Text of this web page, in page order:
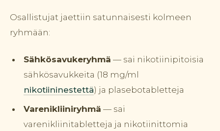
Osallistujat jaettiin satunnaisesti kolmeen
ryhmään:
Sähkösavukeryhmä — sai nikotiinipitoisia
sähkösavukkeita (18 mg/ml
nikotiininestettä) ja plasebotabletteja
Varenikliiniryhmä — sai
varenikliinitabletteja ja nikotiinittomia